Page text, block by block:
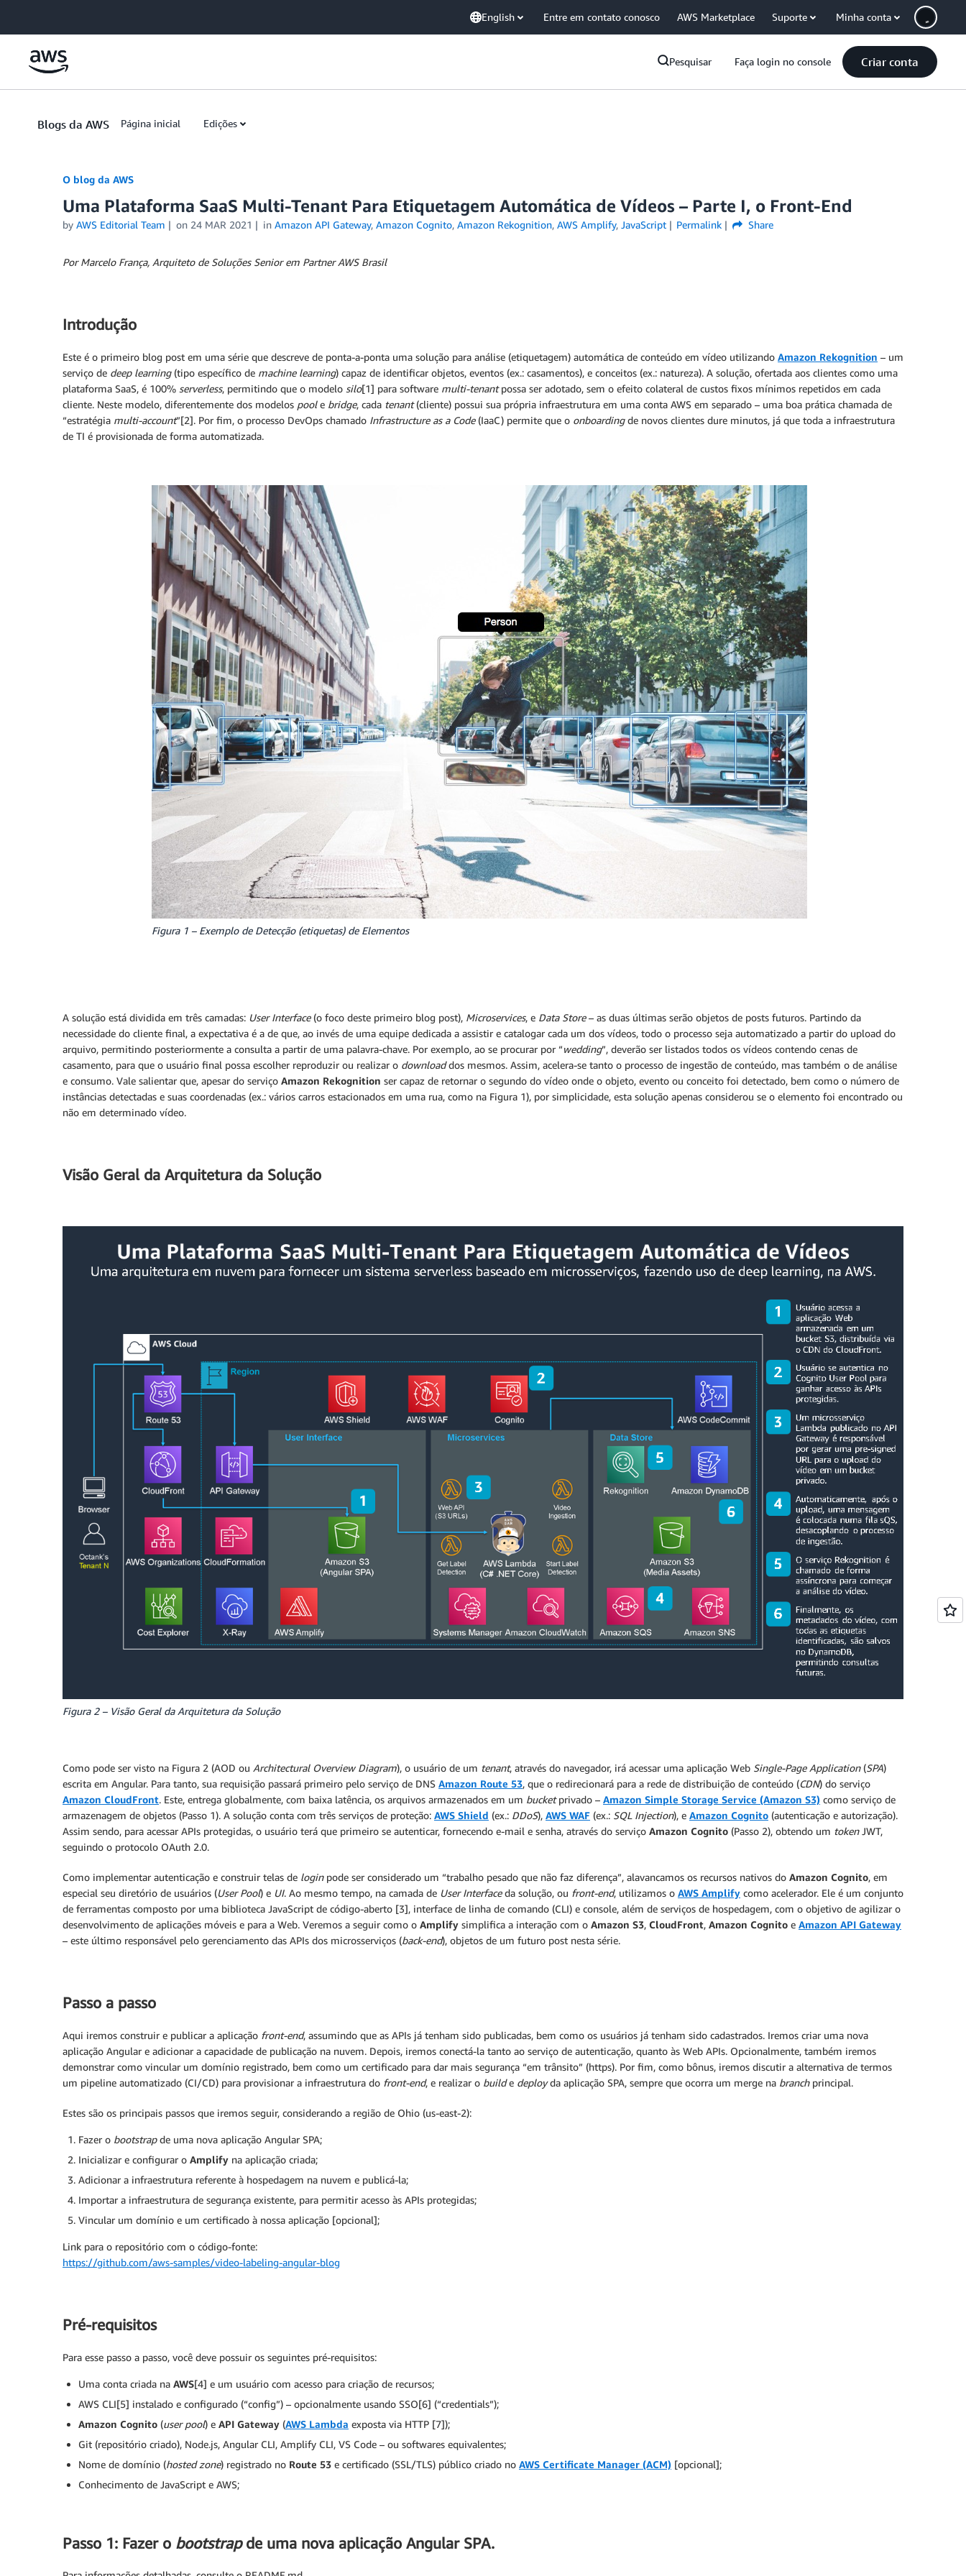
English Entre em contato conosco AWS Marketplace Suporte Minha conta
Pesquisar Faça login no console Criar conta
Blogs da AWS Página inicial Edições
O blog da AWS
Uma Plataforma SaaS Multi-Tenant Para Etiquetagem Automática de Vídeos – Parte I, o Front-End
by AWS Editorial Team on 24 MAR 2021 in Amazon API Gateway, Amazon Cognito, Amazon Rekognition, AWS Amplify, JavaScript Permalink Share
Por Marcelo França, Arquiteto de Soluções Senior em Partner AWS Brasil
Introdução
Este é o primeiro blog post em uma série que descreve de ponta-a-ponta uma solução para análise (etiquetagem) automática de conteúdo em vídeo utilizando Amazon Rekognition – um
serviço de deep learning(tipo específico de machine learning) capaz de identificar objetos, eventos (ex.: casamentos), e conceitos (ex.: natureza). A solução, ofertada aos clientes como uma
plataforma SaaS, é 100% serverless, permitindo que o modelo silo[1] para software multi-tenantpossa ser adotado, sem o efeito colateral de custos fixos mínimos repetidos em cada
cliente. Neste modelo, diferentemente dos modelos poole bridge, cada tenant(cliente) possui sua própria infraestrutura em uma conta AWS em separado – uma boa prática chamada de
“estratégia multi-account”[2]. Por fim, o processo DevOps chamado Infrastructure as a Code(IaaC) permite que o onboardingde novos clientes dure minutos, já que toda a infraestrutura
de TI é provisionada de forma automatizada.
Figura 1 – Exemplo de Detecção (etiquetas) de Elementos
A solução está dividida em três camadas: User Interface(o foco deste primeiro blog post), Microservices, e Data Store– as duas últimas serão objetos de posts futuros. Partindo da
necessidade do cliente final, a expectativa é a de que, ao invés de uma equipe dedicada a assistir e catalogar cada um dos vídeos, todo o processo seja automatizado a partir do upload do
arquivo, permitindo posteriormente a consulta a partir de uma palavra-chave. Por exemplo, ao se procurar por “wedding”, deverão ser listados todos os vídeos contendo cenas de
casamento, para que o usuário final possa escolher reproduzir ou realizar o downloaddos mesmos. Assim, acelera-se tanto o processo de ingestão de conteúdo, mas também o de análise
e consumo. Vale salientar que, apesar do serviço Amazon Rekognition ser capaz de retornar o segundo do vídeo onde o objeto, evento ou conceito foi detectado, bem como o número de
instâncias detectadas e suas coordenadas (ex.: vários carros estacionados em uma rua, como na Figura 1), por simplicidade, esta solução apenas considerou se o elemento foi encontrado ou
não em determinado vídeo.
Visão Geral da Arquitetura da Solução
Figura 2 – Visão Geral da Arquitetura da Solução
Como pode ser visto na Figura 2 (AOD ou Architectural Overview Diagram), o usuário de um tenant, através do navegador, irá acessar uma aplicação Web Single-Page Application(SPA)
escrita em Angular. Para tanto, sua requisição passará primeiro pelo serviço de DNS Amazon Route 53, que o redirecionará para a rede de distribuição de conteúdo (CDN) do serviço
Amazon CloudFront. Este, entrega globalmente, com baixa latência, os arquivos armazenados em um bucketprivado – Amazon Simple Storage Service (Amazon S3) como serviço de
armazenagem de objetos (Passo 1). A solução conta com três serviços de proteção: AWS Shield (ex.: DDoS), AWS WAF (ex.: SQL Injection), e Amazon Cognito (autenticação e autorização).
Assim sendo, para acessar APIs protegidas, o usuário terá que primeiro se autenticar, fornecendo e-mail e senha, através do serviço Amazon Cognito (Passo 2), obtendo um tokenJWT,
seguindo o protocolo OAuth 2.0.
Como implementar autenticação e construir telas de loginpode ser considerado um “trabalho pesado que não faz diferença”, alavancamos os recursos nativos do Amazon Cognito, em
especial seu diretório de usuários (User Pool) e UI. Ao mesmo tempo, na camada de User Interfaceda solução, ou front-end, utilizamos o AWS Amplify como acelerador. Ele é um conjunto
de ferramentas composto por uma biblioteca JavaScript de código-aberto [3], interface de linha de comando (CLI) e console, além de serviços de hospedagem, com o objetivo de agilizar o
desenvolvimento de aplicações móveis e para a Web. Veremos a seguir como o Amplify simplifica a interação com o Amazon S3, CloudFront, Amazon Cognito e Amazon API Gateway
– este último responsável pelo gerenciamento das APIs dos microsserviços (back-end), objetos de um futuro post nesta série.
Passo a passo
Aqui iremos construir e publicar a aplicação front-end, assumindo que as APIs já tenham sido publicadas, bem como os usuários já tenham sido cadastrados. Iremos criar uma nova
aplicação Angular e adicionar a capacidade de publicação na nuvem. Depois, iremos conectá-la tanto ao serviço de autenticação, quanto às Web APIs. Opcionalmente, também iremos
demonstrar como vincular um domínio registrado, bem como um certificado para dar mais segurança “em trânsito” (https). Por fim, como bônus, iremos discutir a alternativa de termos
um pipeline automatizado (CI/CD) para provisionar a infraestrutura do front-end, e realizar o builde deployda aplicação SPA, sempre que ocorra um merge na branchprincipal.
Estes são os principais passos que iremos seguir, considerando a região de Ohio (us-east-2):
Fazer o bootstrapde uma nova aplicação Angular SPA;
Inicializar e configurar o Amplify na aplicação criada;
Adicionar a infraestrutura referente à hospedagem na nuvem e publicá-la;
Importar a infraestrutura de segurança existente, para permitir acesso às APIs protegidas;
Vincular um domínio e um certificado à nossa aplicação [opcional];
Link para o repositório com o código-fonte:
https://github.com/aws-samples/video-labeling-angular-blog
Pré-requisitos
Para esse passo a passo, você deve possuir os seguintes pré-requisitos:
Uma conta criada na AWS[4] e um usuário com acesso para criação de recursos;
AWS CLI[5] instalado e configurado (“config”) – opcionalmente usando SSO[6] (“credentials”);
Amazon Cognito (user pool) e API Gateway (AWS Lambda exposta via HTTP [7]);
Git (repositório criado), Node.js, Angular CLI, Amplify CLI, VS Code – ou softwares equivalentes;
Nome de domínio (hosted zone) registrado no Route 53 e certificado (SSL/TLS) público criado no AWS Certificate Manager (ACM) [opcional];
Conhecimento de JavaScript e AWS;
Passo 1: Fazer o bootstrapde uma nova aplicação Angular SPA.